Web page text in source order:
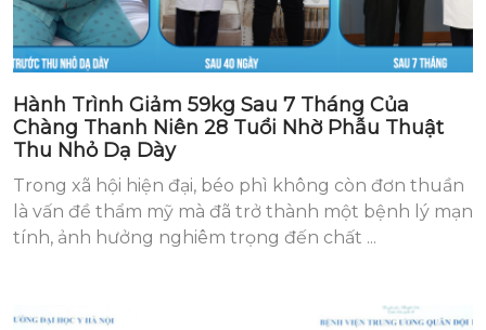
Hành Trình Giảm 59kg Sau 7 Tháng Của
Chàng Thanh Niên 28 Tuổi Nhờ Phẫu Thuật
Thu Nhỏ Dạ Dày
Trong xã hội hiện đại, béo phì không còn đơn thuần
là vấn đề thẩm mỹ mà đã trở thành một bệnh lý mạn
tính, ảnh hưởng nghiêm trọng đến chất ...